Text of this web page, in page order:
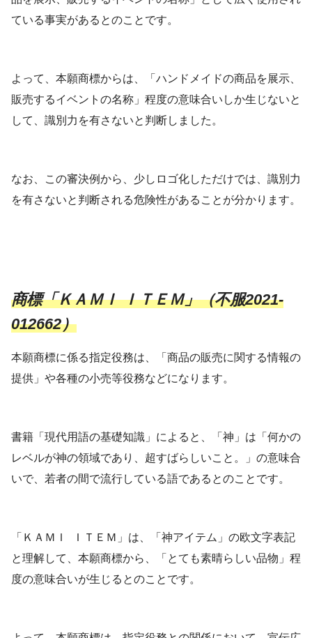
ている事実があるとのことです。
よって、本願商標からは、「ハンドメイドの商品を展示、
販売するイベントの名称」程度の意味合いしか生じないと
して、識別力を有さないと判断しました。
なお、この審決例から、少しロゴ化しただけでは、識別力
を有さないと判断される危険性があることが分かります。
商標「ＫＡＭＩ ＩＴＥＭ」（不服2021-
012662）
本願商標に係る指定役務は、「商品の販売に関する情報の
提供」や各種の小売等役務などになります。
書籍「現代用語の基礎知識」によると、「神」は「何かの
レベルが神の領域であり、超すばらしいこと。」の意味合
いで、若者の間で流行している語であるとのことです。
「ＫＡＭＩ ＩＴＥＭ」は、「神アイテム」の欧文字表記
と理解して、本願商標から、「とても素晴らしい品物」程
度の意味合いが生じるとのことです。